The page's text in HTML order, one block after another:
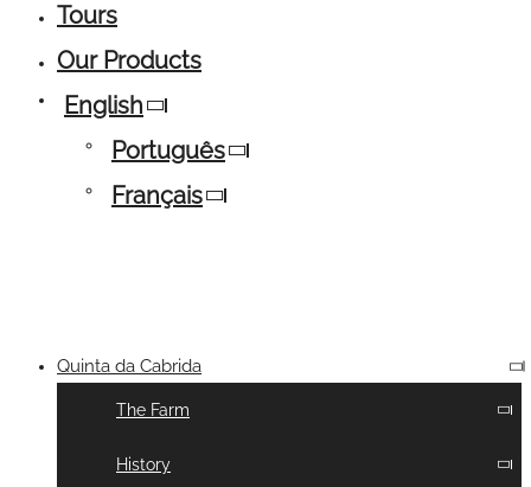
Tours
Our Products
English
Português
Français
Quinta da Cabrida
The Farm
History